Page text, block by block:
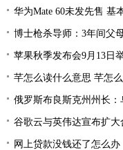
华为Mate 60未发先售 基
博士枪杀导师：3年间父
苹果秋季发布会9月13日
芊怎么读什么意思 芊怎
俄罗斯布良斯克州州长
谷歌云与英伟达宣布扩
网上贷款没钱还了怎么办